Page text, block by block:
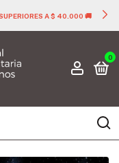
A $ 40.000 🚚
0